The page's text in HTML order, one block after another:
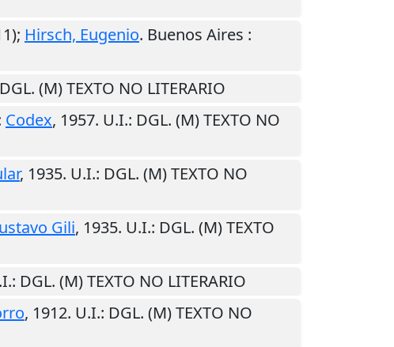
Hirsch, Eugenio. Buenos Aires :
(M) TEXTO NO LITERARIO
Codex, 1957. U.I.: DGL. (M) TEXTO NO
, 1935. U.I.: DGL. (M) TEXTO NO
Gili, 1935. U.I.: DGL. (M) TEXTO
: DGL. (M) TEXTO NO LITERARIO
, 1912. U.I.: DGL. (M) TEXTO NO